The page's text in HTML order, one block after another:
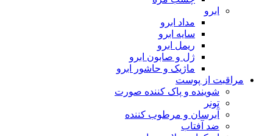
ابرو
مداد ابرو
سایه ابرو
ریمل ابرو
ژل و صابون ابرو
ماژیک و حاشور ابرو
مراقبت از پوست
شوینده و پاک کننده صورت
تونر
آبرسان و مرطوب کننده
ضد آفتاب